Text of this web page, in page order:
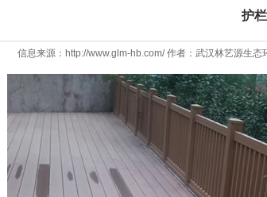
护
信息来源：http://www.glm-hb.com/ 作者：武汉林艺源生